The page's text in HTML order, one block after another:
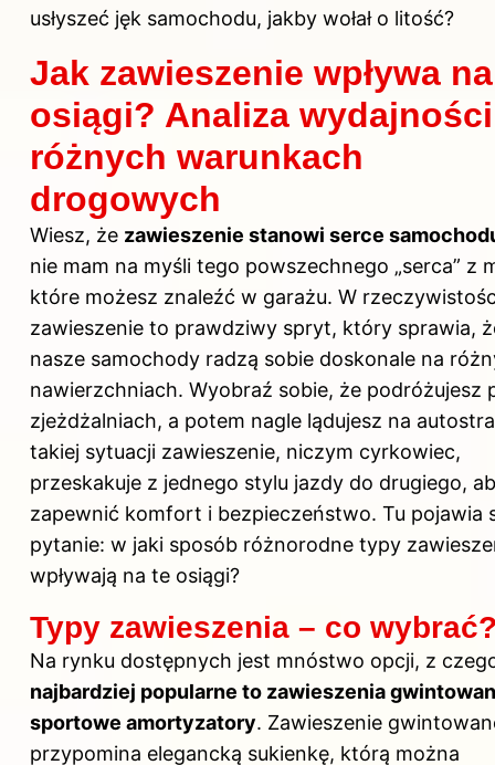
usłyszeć jęk samochodu, jakby wołał o litość?
Jak zawieszenie wpływa na
osiągi? Analiza
różnych warunkach
drogowych
Wiesz, że zawieszenie stanowi serce
nie mam na myśli tego powszechnego „serca” z
które możesz znaleźć w garażu. W
zawieszenie to prawdziwy spryt, który sprawia,
nasze samochody radzą sobie doskonale na
nawierzchniach. Wyobraź sobie, że podróżujesz
zjeżdżalniach, a potem nagle lądujesz na
takiej sytuacji zawieszenie, niczym cyrkowiec,
przeskakuje z jednego stylu jazdy do drugiego,
zapewnić komfort i bezpieczeństwo. Tu pojawia
pytanie: w jaki sposób różnorodne typy
wpływają na te osiągi?
Typy zawieszenia – co
Na rynku dostępnych jest mnóstwo opcji, z
najbardziej popularne to zawieszenia
sportowe amortyzatory. Zawieszenie
przypomina elegancką sukienkę, którą można